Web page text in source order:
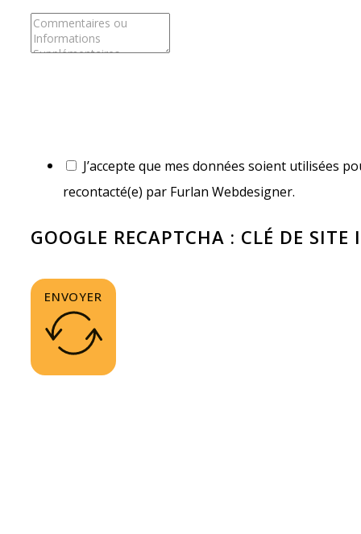
J’accepte que mes données soient utilisées
recontacté(e) par Furlan Webdesigner.
GOOGLE RECAPTCHA : CLÉ DE SITE
ENVOYER